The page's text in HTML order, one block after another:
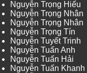
Nguyễn Trọng Hiếu
Nguyễn Trọng Nhân
Nguyễn Trọng Nhân
Nguyễn Trọng Tín
Nguyễn Tuyết Trinh
Nguyễn Tuấn Anh
Nguyễn Tuấn Hải
Nguyễn Tuấn Khanh